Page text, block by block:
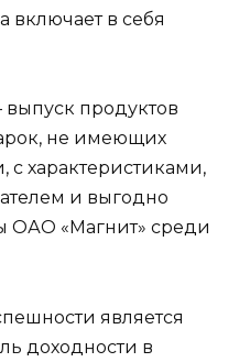
включает в себя
продуктов
не имеющих
с характеристиками,
и выгодно
«Магнит» среди
является
доходности в